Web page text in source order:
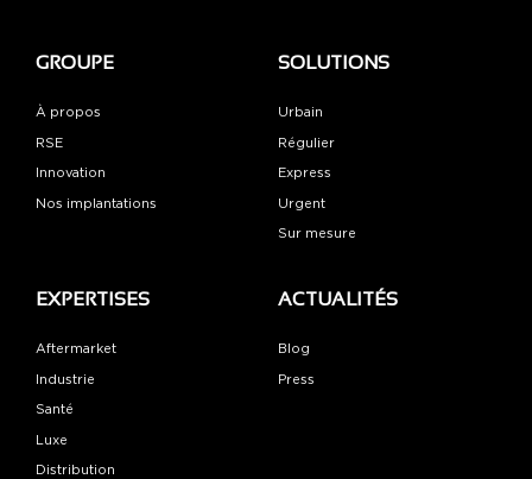
GROUPE
À propos
RSE
Innovation
Nos implantations
SOLUTIONS
Urbain
Régulier
Express
Urgent
Sur mesure
EXPERTISES
Aftermarket
Industrie
Santé
Luxe
Distribution
ACTUALITÉS
Blog
Press